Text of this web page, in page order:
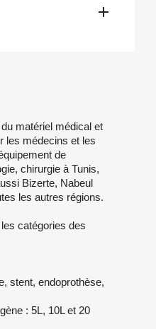

matériel médical et
les médecins et les
de
chirurgie à Tunis,
Bizerte, Nabeul
les autres régions.
catégories des
stent, endoprothèse,
: 5L, 10L et 20